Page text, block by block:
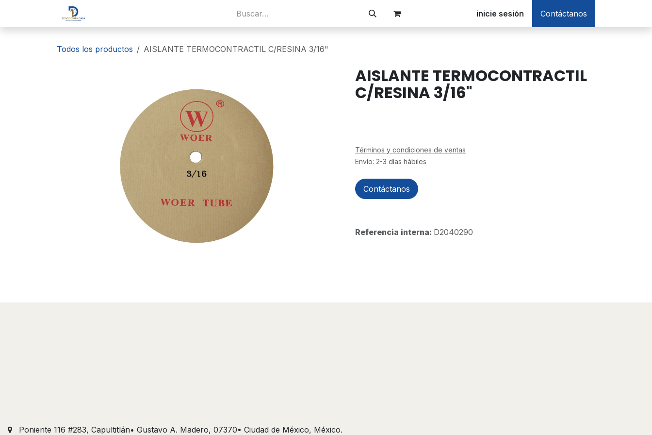
Visitanos Empleos inicie sesión Contáctanos
Todos los productos AISLANTE TERMOCONTRACTIL C/RESINA 3/16"
AISLANTE TERMOCONTRACTIL
C/RESINA 3/16"
Términos y condiciones de ventas
Envío: 2-3 días hábiles
Contáctanos
Referencia interna: D2040290
Poniente 116 #283, Capultitlán• Gustavo A. Madero, 07370• Ciudad de México, México.